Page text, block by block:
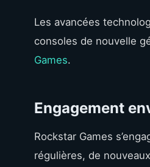
Les avancées
consoles de nouvelle
Games.
Engagement
Rockstar Games
régulières, de